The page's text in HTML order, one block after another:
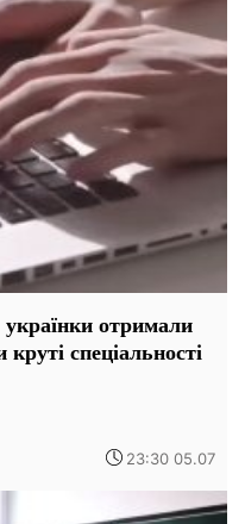
отримали
спеціальності
23:30 05.07